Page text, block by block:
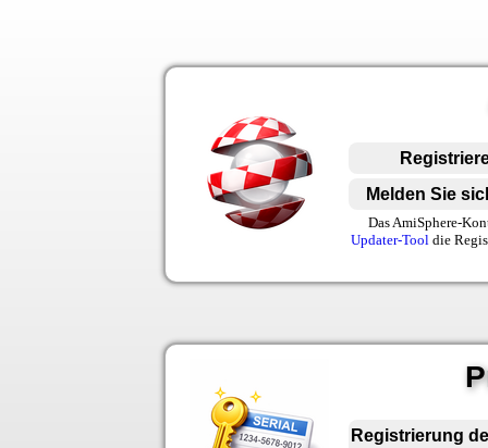
Melden Sie
Das AmiSphere-
Updater-Tooldie
Registrierung